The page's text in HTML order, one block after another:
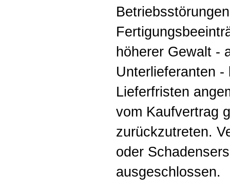
höherer Gewalt -
Unterlieferanten
Lieferfristen
vom Kaufvertrag
zurückzutreten.
oder
ausgeschlossen.